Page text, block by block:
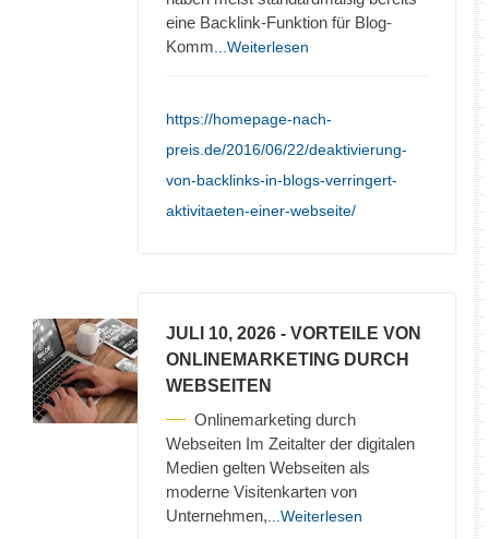
eine Backlink-Funktion für Blog-
Komm ...Weiterlesen
https://homepage-nach-
preis.de/2016/06/22/deaktivierung-
von-backlinks-in-blogs-verringert-
aktivitaeten-einer-webseite/
JULI 10, 2026 - VORTEILE VON
ONLINEMARKETING DURCH
WEBSEITEN
Onlinemarketing durch
Webseiten Im Zeitalter der digitalen
Medien gelten Webseiten als
moderne Visitenkarten von
Unternehmen, ...Weiterlesen